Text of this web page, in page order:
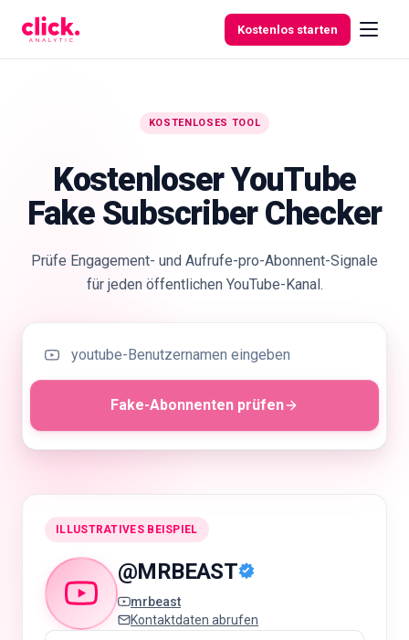
Kostenlos starten
Kostenlose
Tools
KOSTENLOSES TOOL
Kostenloser YouTube
Fake Subscriber Checker
Prüfe Engagement- und Aufrufe-pro-Abonnent-Signale
für jeden öffentlichen YouTube-Kanal.
Fake-Abonnenten prüfen
ILLUSTRATIVES BEISPIEL
@MRBEAST
mrbeast
Kontaktdaten abrufen